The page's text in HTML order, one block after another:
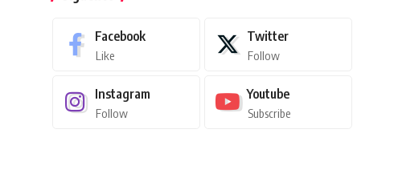
Facebook
Like
Twitter
Follow
Instagram
Follow
Youtube
Subscribe